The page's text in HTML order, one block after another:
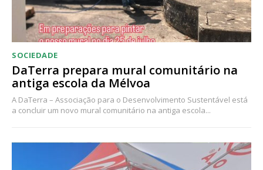
SOCIEDADE
DaTerra prepara mural comunitário na
antiga escola da Mélvoa
A DaTerra – Associação para o Desenvolvimento Sustentável está
a concluir um novo mural comunitário na antiga escola...